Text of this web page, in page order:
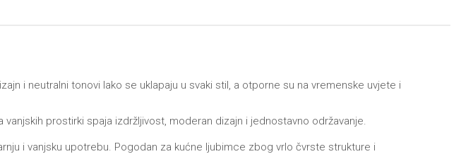
i neutralni tonovi lako se uklapaju u svaki stil, a otporne su na vremenske uvjete i
prostirki spaja izdržljivost, moderan dizajn i jednostavno održavanje.
i vanjsku upotrebu. Pogodan za kućne ljubimce zbog vrlo čvrste strukture i